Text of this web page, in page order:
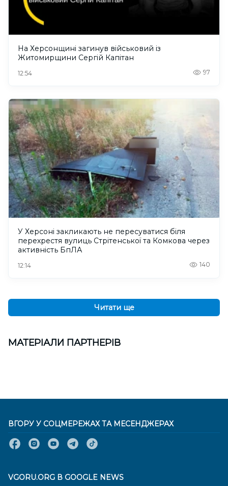
На Херсонщині загинув військовий із
Житомирщини Сергій Капітан
12:54 97
У Херсоні закликають не пересуватися біля
перехрестя вулиць Стрітенської та Комкова через
активність БпЛА
12:14 140
Читати ще
МАТЕРІАЛИ ПАРТНЕРІВ
ВГОРУ У СОЦМЕРЕЖАХ ТА МЕСЕНДЖЕРАХ
VGORU.ORG В GOOGLE NEWS